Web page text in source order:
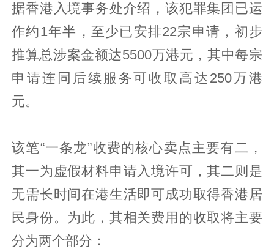
据香港入境事务处介绍，该犯罪集团已运
作约1年半，至少已安排22宗申请，初步
推算总涉案金额达5500万港元，其中每宗
申请连同后续服务可收取高达250万港
元。
该笔“一条龙”收费的核心卖点主要有二，
其一为虚假材料申请入境许可，其二则是
无需长时间在港生活即可成功取得香港居
民身份。为此，其相关费用的收取将主要
分为两个部分：